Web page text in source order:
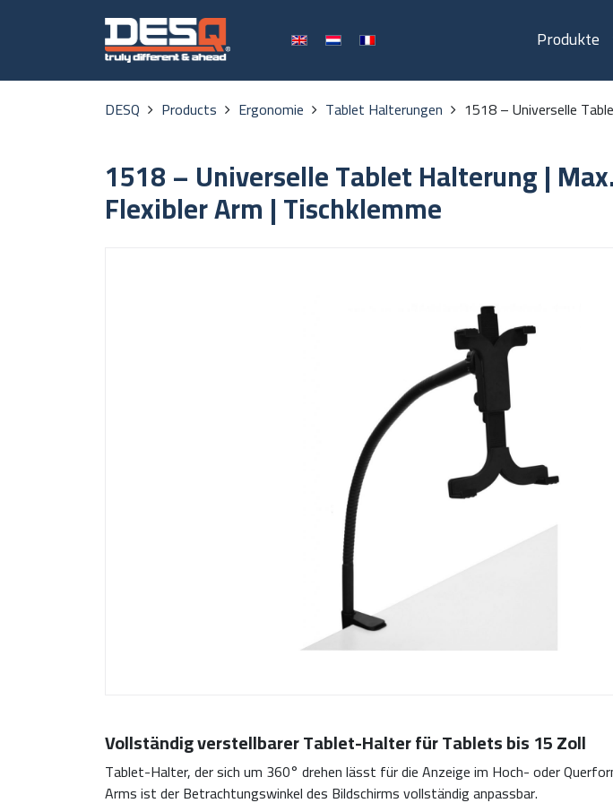
Produkte
DESQ Products Ergonomie Tablet Halterungen 1518 – Universelle
1518 – Universelle Tablet Halterung |
Flexibler Arm | Tischklemme
Vollständig verstellbarer Tablet-Halter für Tablets bis 15 Zoll
Tablet-Halter, der sich um 360° drehen lässt für die Anzeige im Hoch- oder
Arms ist der Betrachtungswinkel des Bildschirms vollständig anpassbar.